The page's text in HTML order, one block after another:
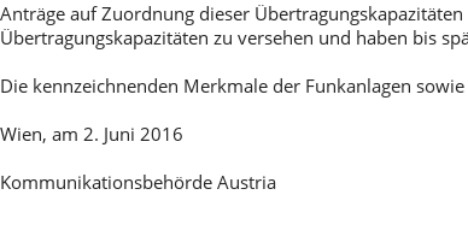
Anträge auf Zuordnung dieser
Übertragungskapazitäten zu versehen und haben bis
Die kennzeichnenden Merkmale der Funkanlagen
Wien, am 2. Juni 2016
Kommunikationsbehörde Austria